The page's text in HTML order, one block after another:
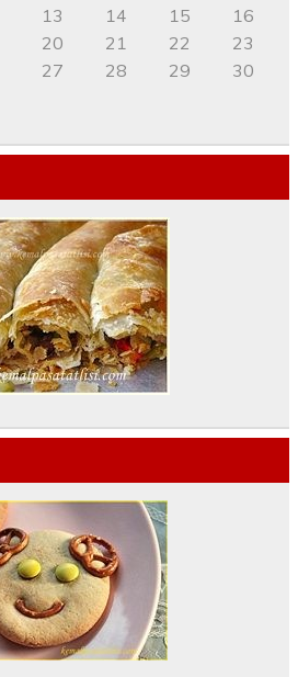
13 14 15
16
20 21 22
23
27 28 29
30